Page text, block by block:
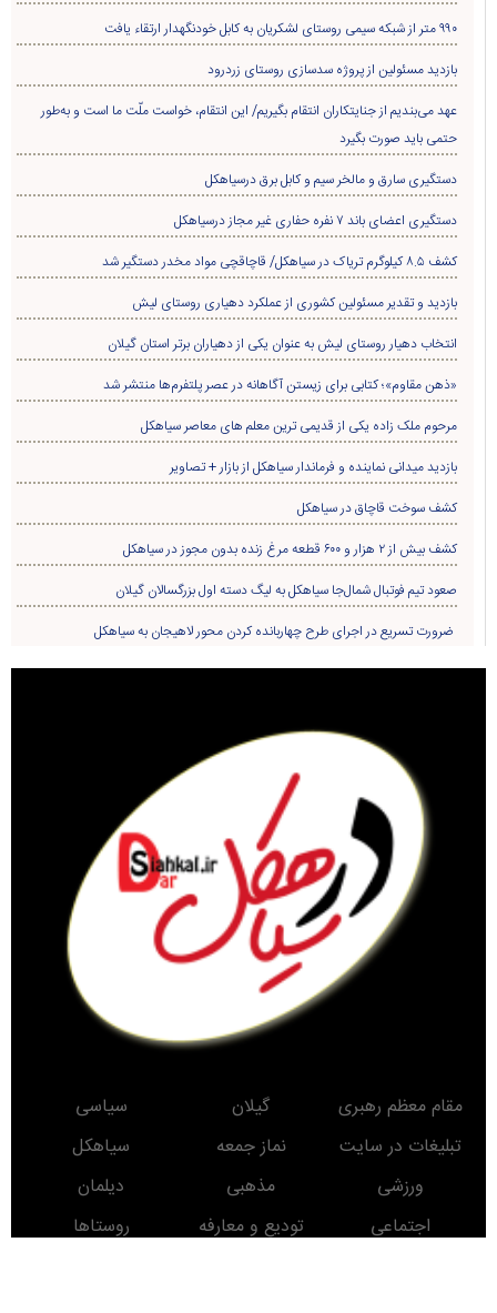
۹۹۰ متر از شبکه سیمی روستای لشکریان به کابل خودنگهدار ارتقاء یافت
بازدید مسئولین از پروژه سدسازی روستای زردرود
عهد می‌بندیم از جنایتکاران انتقام بگیریم/ این انتقام، خواست ملّت ما است و به‌طور
حتمی باید صورت بگیرد
دستگیری سارق و مالخر سیم و کابل برق درسیاهکل
دستگیری اعضای باند ۷ نفره حفاری غير مجاز درسیاهکل
کشف ۸.۵ کیلوگرم تریاک در سیاهکل/ قاچاقچی مواد مخدر دستگیر شد
بازدید و تقدیر مسئولین کشوری از عملکرد دهیاری روستای لیش
انتخاب دهیار روستای لیش به عنوان یکی از دهیاران برتر استان گیلان
«ذهن مقاوم»؛ کتابی برای زیستن آگاهانه در عصر پلتفرم‌ها منتشر شد
مرحوم ملک زاده یکی از قدیمی ترین معلم های معاصر سیاهکل
بازدید میدانی نماینده و فرماندار سیاهکل از بازار + تصاویر
کشف سوخت قاچاق در سياهکل
کشف بیش از ۲ هزار و ۶۰۰ قطعه مرغ زنده بدون مجوز در سیاهکل
صعود تیم فوتبال شمال‌جا‌ سیاهکل به لیگ دسته اول بزرگسالان گیلان
ضرورت تسریع در اجرای طرح چهاربانده کردن محور لاهیجان به سیاهکل
مقام معظم رهبری گیلان
سیاسی
تبلیغات در سایت
نماز جمعه
سیاهکل
ورزشی
مذهبی
دیلمان
اجتماعی
تودیع و معارفه
روستاها